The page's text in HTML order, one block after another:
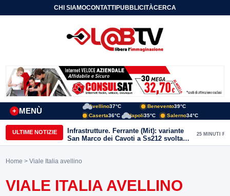
CHI SIAMOCONTATTIPUBBLICITÀCERCA
MENÙ
+
Avellino37°C Benevento39°C
Caserta36°C Napoli35°C Salerno34°C
ULTIME NOTIZIE
Infrastrutture. Ferrante (Mit): variante
San Marco dei Cavoti a Ss212 svolta
per il Sannio. Avanti con rilancio aree
25 MINUTI FA
Home > Viale Italia avellino
VIALE ITALIA AVELLINO